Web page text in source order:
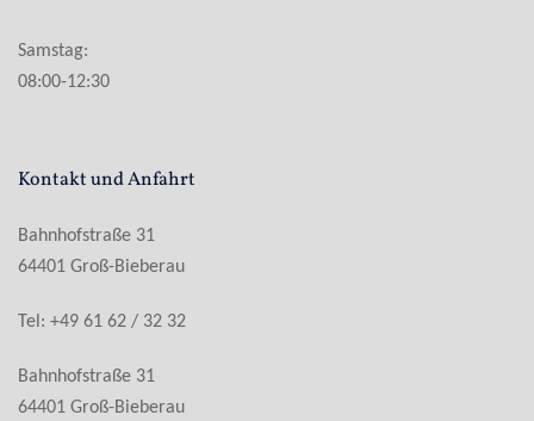
Samstag:
08:00-12:30
Kontakt und Anfahrt
Bahnhofstraße 31
64401 Groß-Bieberau
Tel: +49 61 62 / 32 32
Bahnhofstraße 31
64401 Groß-Bieberau